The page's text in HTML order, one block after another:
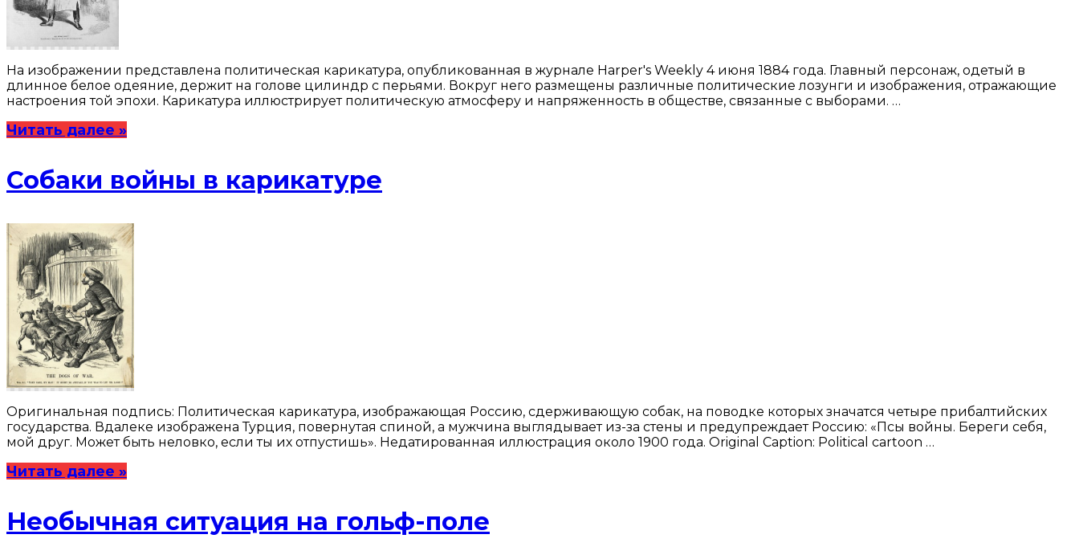
На изображении представлена политическая карикатура, опубликованная в журнале Harper's Weekly 4 июня 1884 года. Главный персонаж, одетый в
длинное белое одеяние, держит на голове цилиндр с перьями. Вокруг него размещены различные политические лозунги и изображения, отражающие
настроения той эпохи. Карикатура иллюстрирует политическую атмосферу и напряженность в обществе, связанные с выборами. …
Читать далее »
Собаки войны в карикатуре
Оригинальная подпись: Политическая карикатура, изображающая Россию, сдерживающую собак, на поводке которых значатся четыре прибалтийских
государства. Вдалеке изображена Турция, повернутая спиной, а мужчина выглядывает из-за стены и предупреждает Россию: «Псы войны. Береги себя,
мой друг. Может быть неловко, если ты их отпустишь». Недатированная иллюстрация около 1900 года. Original Caption: Political cartoon …
Читать далее »
Необычная ситуация на гольф-поле